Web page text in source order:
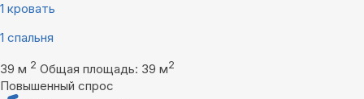
1 кровать
1 спальня
39 м 2 Общая площадь: 39 м2
Повышенный спрос